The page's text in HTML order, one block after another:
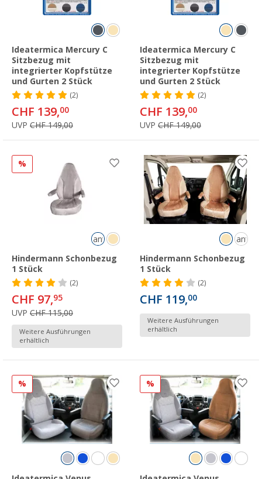
Ideatermica Mercury C
Sitzbezug mit
integrierter Kopfstütze
und Gurten 2 Stück
(2)
CHF 139,00
UVP CHF 149,00
Ideatermica Mercury C
Sitzbezug mit
integrierter Kopfstütze
und Gurten 2 Stück
(2)
CHF 139,00
UVP CHF 149,00
%
anthrazit/hellgrau
Hindermann Schonbezug
1 Stück
(2)
CHF 97,95
UVP CHF 115,00
Weitere Ausführungen
erhältlich
Hindermann Schonbezug
1 Stück
(2)
CHF 119,00
Weitere Ausführungen
erhältlich
% %